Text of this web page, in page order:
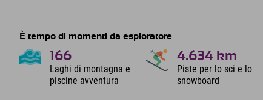
È tempo di momenti da esploratore
166
Laghi di montagna e
piscine avventura
4.634 km
Piste per lo sci e lo
snowboard